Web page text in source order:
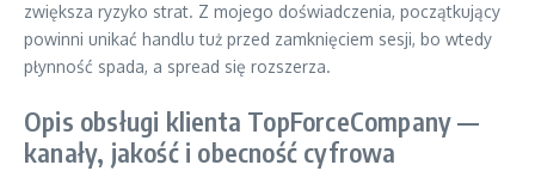
zwiększa ryzyko strat. Z mojego doświadczenia, początkujący
powinni unikać handlu tuż przed zamknięciem sesji, bo wtedy
płynność spada, a spread się rozszerza.
Opis obsługi klienta TopForceCompany —
kanały, jakość i obecność cyfrowa